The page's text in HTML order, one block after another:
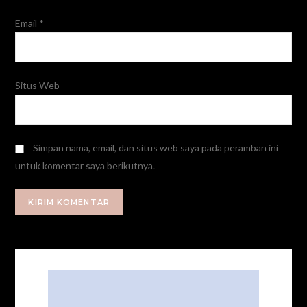
Email *
Situs Web
Simpan nama, email, dan situs web saya pada peramban ini
untuk komentar saya berikutnya.